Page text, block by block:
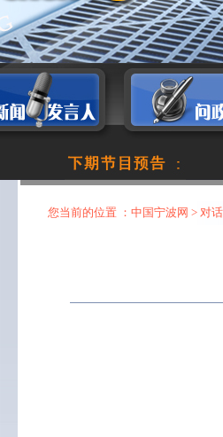
您当前的位置 ： 中国宁波网 > 对话